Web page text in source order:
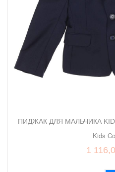
ПИДЖАК ДЛЯ МАЛЬЧИКА
Kids
1